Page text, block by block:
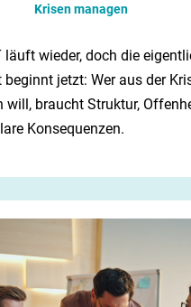
Krisen managen
läuft wieder, doch die
beginnt jetzt: Wer aus der
will, braucht Struktur,
Konsequenzen.